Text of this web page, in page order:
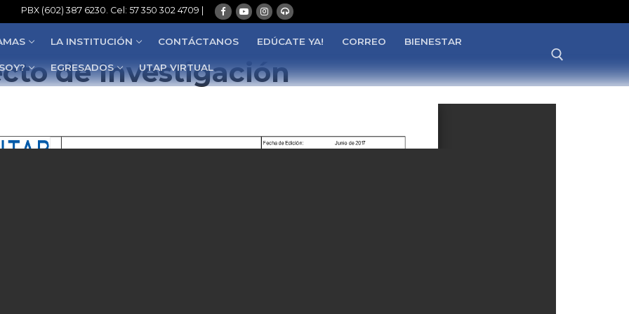
PBX (602) 387 6230. Cel: 57 350 302 4709 |
LA INSTITUCIÓN CONTÁCTANOS EDÚCATE YA! CORREO BIENESTAR
EGRESADOS UTAP VIRTUAL
de Investigación